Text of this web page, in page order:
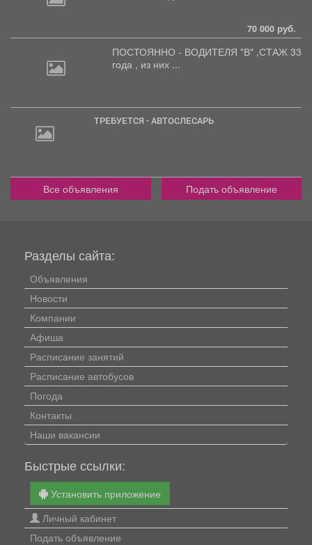
70 000 руб.
ПОСТОЯННО - ВОДИТЕЛЯ "В" ,СТАЖ 33
года , из них ...
ТРЕБУЕТСЯ - АВТОСЛЕСАРЬ
Все объявления Подать объявление
Разделы сайта:
Объявления
Новости
Компании
Афиша
Расписание занятий
Расписание автобусов
Погода
Контакты
Наши вакансии
Быстрые ссылки:
Установить приложение
Личный кабинет
Подать объявление